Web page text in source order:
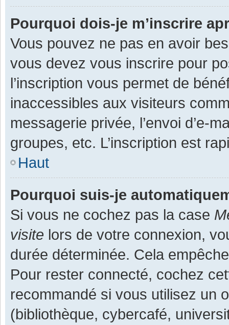
Pourquoi dois-je m’inscrire
Vous pouvez ne pas en avoir
vous devez vous inscrire pour
l’inscription vous permet de
inaccessibles aux visiteurs
messagerie privée, l’envoi d’e-
groupes, etc. L’inscription est
Haut
Pourquoi suis-je
Si vous ne cochez pas la case
visite lors de votre connexion,
durée déterminée. Cela
Pour rester connecté, cochez
recommandé si vous utilisez un
(bibliothèque, cybercafé,